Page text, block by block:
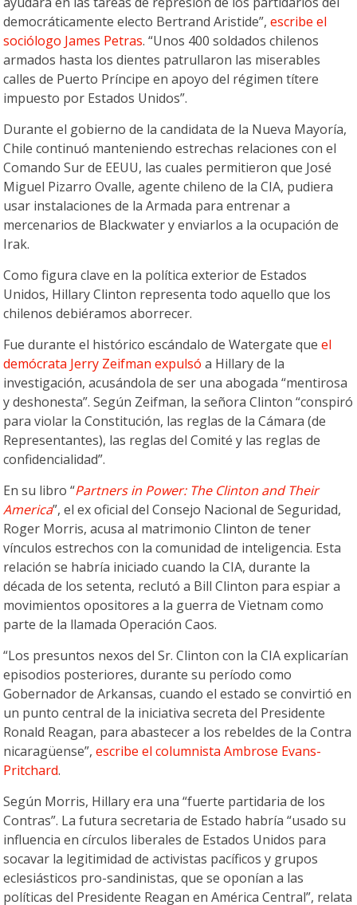
democráticamente electo Bertrand Aristide”,escribe el
sociólogo James Petras. “Unos 400 soldados chilenos
armados hasta los dientes patrullaron las miserables
calles de Puerto Príncipe en apoyo del régimen títere
impuesto por Estados Unidos”.
Durante el gobierno de la candidata de la Nueva Mayoría,
Chile continuó manteniendo estrechas relaciones con el
Comando Sur de EEUU, las cuales permitieron que José
Miguel Pizarro Ovalle, agente chileno de la CIA, pudiera
usar instalaciones de la Armada para entrenar a
mercenarios de Blackwater y enviarlos a la ocupación de
Irak.
Como figura clave en la política exterior de Estados
Unidos, Hillary Clinton representa todo aquello que los
chilenos debiéramos aborrecer.
Fue durante el histórico escándalo de Watergate queel
demócrata Jerry Zeifman expulsó a Hillary de la
investigación, acusándola de ser una abogada “mentirosa
y deshonesta”. Según Zeifman, la señora Clinton “conspiró
para violar la Constitución, las reglas de la Cámara (de
Representantes), las reglas del Comité y las reglas de
confidencialidad”.
En su libro “Partners in Power: The Clinton and Their
America”, el ex oficial del Consejo Nacional de Seguridad,
Roger Morris, acusa al matrimonio Clinton de tener
vínculos estrechos con la comunidad de inteligencia. Esta
relación se habría iniciado cuando la CIA, durante la
década de los setenta, reclutó a Bill Clinton para espiar a
movimientos opositores a la guerra de Vietnam como
parte de la llamada Operación Caos.
“Los presuntos nexos del Sr. Clinton con la CIA explicarían
episodios posteriores, durante su período como
Gobernador de Arkansas, cuando el estado se convirtió en
un punto central de la iniciativa secreta del Presidente
Ronald Reagan, para abastecer a los rebeldes de la Contra
nicaragüense”,escribe el columnista Ambrose Evans-
Pritchard.
Según Morris, Hillary era una “fuerte partidaria de los
Contras”. La futura secretaria de Estado habría “usado su
influencia en círculos liberales de Estados Unidos para
socavar la legitimidad de activistas pacíficos y grupos
eclesiásticos pro-sandinistas, que se oponían a las
políticas del Presidente Reagan en América Central”, relata